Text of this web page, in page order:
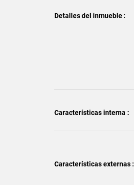
Detalles del inmueble :
Características interna :
Características externas :